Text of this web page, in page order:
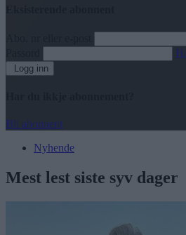
Logg inn
Bli abonnent
Nyhende
Mest lest siste syv dager